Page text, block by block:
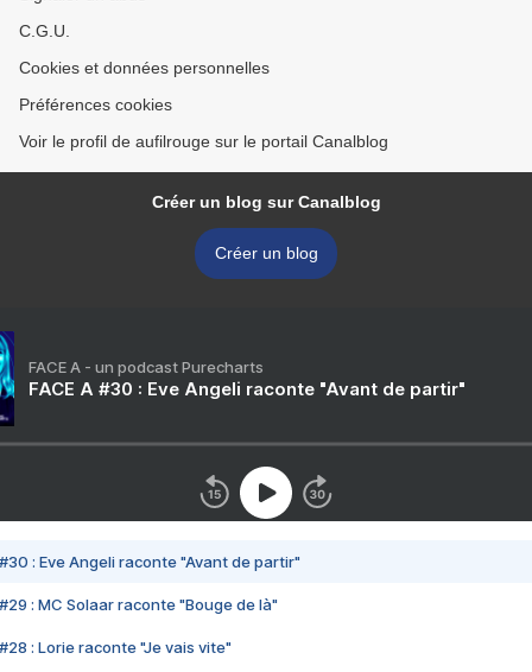
C.G.U.
Cookies et données personnelles
Préférences cookies
Voir le profil de aufilrouge sur le portail Canalblog
Créer un blog sur Canalblog
Créer un blog
FACE A - un podcast Purecharts
FACE A #30 : Eve Angeli raconte "Avant de partir"
#30 : Eve Angeli raconte "Avant de partir"
#29 : MC Solaar raconte "Bouge de là"
#28 : Lorie raconte "Je vais vite"